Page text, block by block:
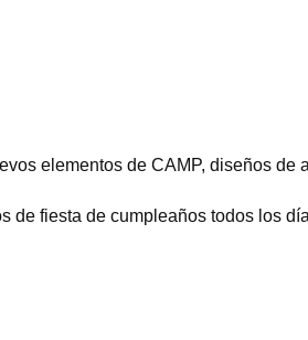
elementos de CAMP, diseños de
de fiesta de cumpleaños todos los